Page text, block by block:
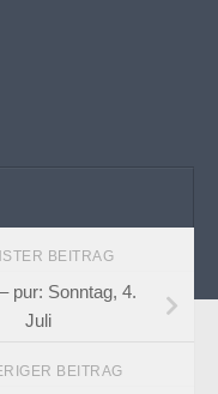
BEITRAG
pur: Sonntag, 4.
Juli
BEITRAG